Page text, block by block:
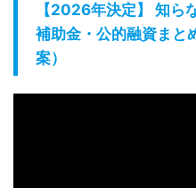
【2026年決定】 知ら
補助金・公的融資まと
案）